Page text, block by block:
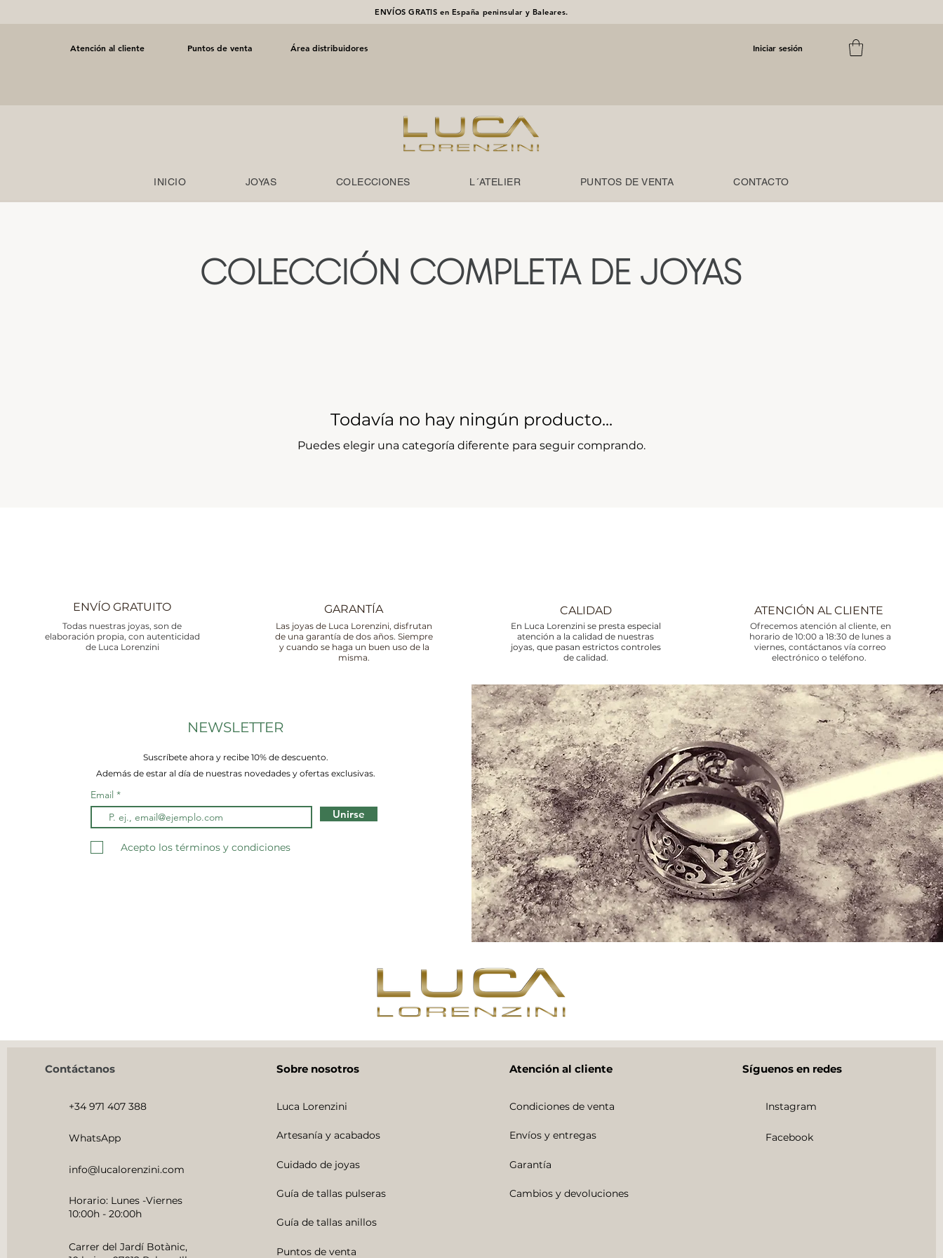
ENVÍOS GRATIS en España peninsular y Baleares.
Atención al cliente Puntos de venta Área distribuidores Iniciar sesión
INICIO JOYAS COLECCIONES L´ATELIER PUNTOS DE VENTA CONTACTO
COLECCIÓN COMPLETA DE JOYAS
Todavía no hay ningún producto...
Puedes elegir una categoría diferente para seguir comprando.
ENVÍO GRATUITO
Todas nuestras joyas, son de
elaboración propia, con autenticidad
de Luca Lorenzini
GARANTÍA
Las joyas de Luca Lorenzini, disfrutan
de una garantía de dos años. Siempre
y cuando se haga un buen uso de la
misma.
CALIDAD
En Luca Lorenzini se presta especial
atención a la calidad de nuestras
joyas, que pasan estrictos controles
de calidad.
ATENCIÓN AL CLIENTE
Ofrecemos atención al cliente, en
horario de 10:00 a 18:30 de lunes a
viernes, contáctanos vía correo
electrónico o teléfono.
NEWSLETTER
Suscríbete ahora y recibe 10% de descuento.
Además de estar al día de nuestras novedades y ofertas exclusivas.
Email
Unirse
Acepto los términos y condiciones
Contáctanos
+34 971 407 388
WhatsApp
info@lucalorenzini.com
Horario: Lunes -Viernes
10:00h - 20:00h
Carrer del Jardí Botànic,
Sobre nosotros
Luca Lorenzini
Artesanía y acabados
Cuidado de joyas
Guía de tallas pulseras
Guía de tallas anillos
Puntos de venta
Atención al cliente
Condiciones de venta
Envíos y entregas
Garantía
Cambios y devoluciones
Síguenos en redes
Instagram
Facebook